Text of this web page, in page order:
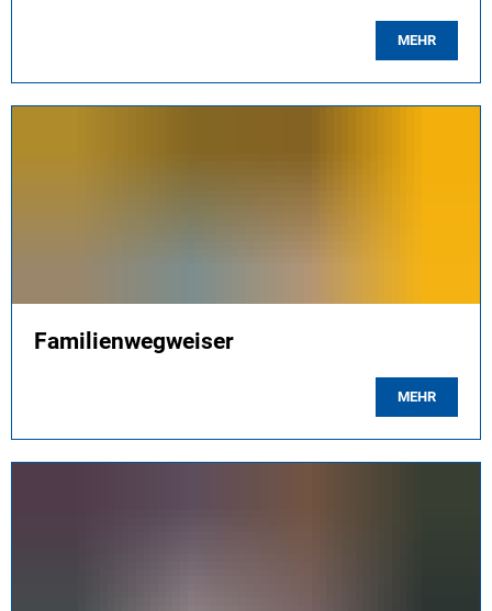
MEHR
Familienwegweiser
MEHR